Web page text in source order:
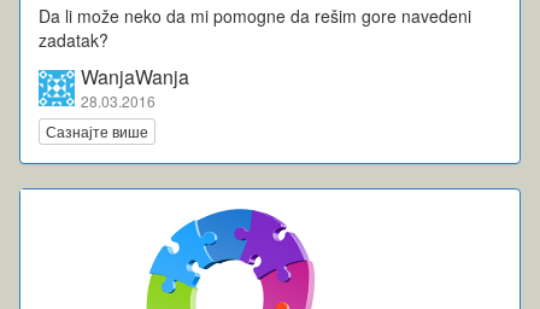
Da li može neko da mi pomogne da rešim gore navedeni
zadatak?
WanjaWanja
28.03.2016
Сазнајте више